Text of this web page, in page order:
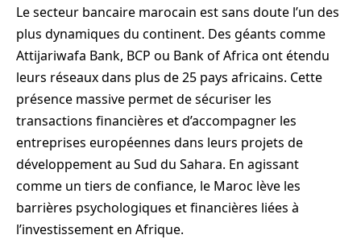
Le secteur bancaire marocain est sans doute l’un des
plus dynamiques du continent. Des géants comme
Attijariwafa Bank, BCP ou Bank of Africa ont étendu
leurs réseaux dans plus de 25 pays africains. Cette
présence massive permet de sécuriser les
transactions financières et d’accompagner les
entreprises européennes dans leurs projets de
développement au Sud du Sahara. En agissant
comme un tiers de confiance, le Maroc lève les
barrières psychologiques et financières liées à
l’investissement en Afrique.